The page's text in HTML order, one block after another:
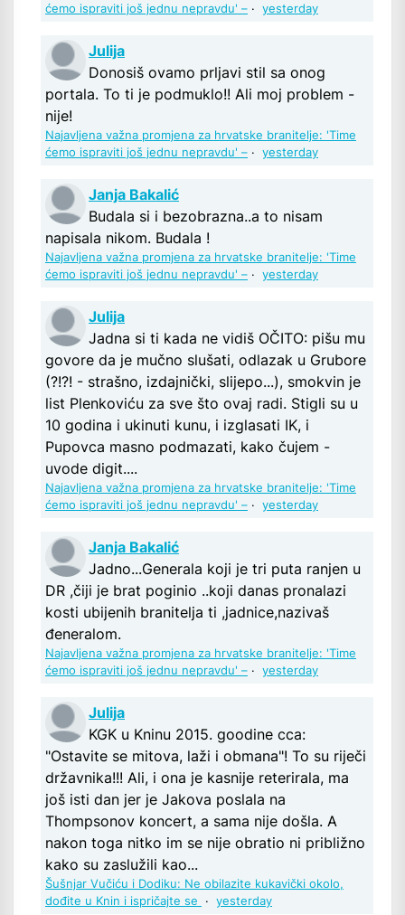
ćemo ispraviti još jednu nepravdu' – · yesterday
Julija
Donosiš ovamo prljavi stil sa onog
portala. To ti je podmuklo!! Ali moj problem -
nije!
Najavljena važna promjena za hrvatske branitelje: 'Time
ćemo ispraviti još jednu nepravdu' – · yesterday
Janja Bakalić
Budala si i bezobrazna..a to nisam
napisala nikom. Budala !
Najavljena važna promjena za hrvatske branitelje: 'Time
ćemo ispraviti još jednu nepravdu' – · yesterday
Julija
Jadna si ti kada ne vidiš OČITO: pišu mu
govore da je mučno slušati, odlazak u Grubore
(?!?! - strašno, izdajnički, slijepo...), smokvin je
list Plenkoviću za sve što ovaj radi. Stigli su u
10 godina i ukinuti kunu, i izglasati IK, i
Pupovca masno podmazati, kako čujem -
uvode digit....
Najavljena važna promjena za hrvatske branitelje: 'Time
ćemo ispraviti još jednu nepravdu' – · yesterday
Janja Bakalić
Jadno...Generala koji je tri puta ranjen u
DR ,čiji je brat poginio ..koji danas pronalazi
kosti ubijenih branitelja ti ,jadnice,nazivaš
đeneralom.
Najavljena važna promjena za hrvatske branitelje: 'Time
ćemo ispraviti još jednu nepravdu' – · yesterday
Julija
KGK u Kninu 2015. goodine cca:
"Ostavite se mitova, laži i obmana"! To su riječi
državnika!!! Ali, i ona je kasnije reterirala, ma
još isti dan jer je Jakova poslala na
Thompsonov koncert, a sama nije došla. A
nakon toga nitko im se nije obratio ni približno
kako su zaslužili kao...
Šušnjar Vučiću i Dodiku: Ne obilazite kukavički okolo,
dođite u Knin i ispričajte se
· yesterday